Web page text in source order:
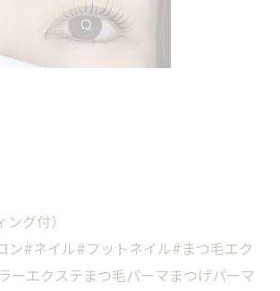
グ付）
ン#ネイル#フットネイル#まつ毛エク
ーエクステまつ毛パーマまつげパーマ